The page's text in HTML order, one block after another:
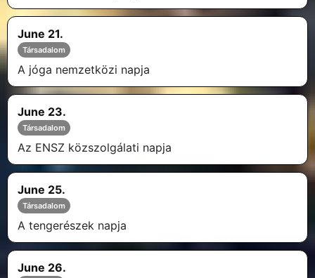
June 21.
Társadalom
A jóga nemzetközi napja
June 23.
Társadalom
Az ENSZ közszolgálati napja
June 25.
Társadalom
A tengerészek napja
June 26.